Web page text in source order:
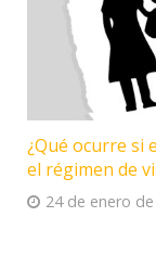
¿Qué ocurre si
el régimen de
24 de enero